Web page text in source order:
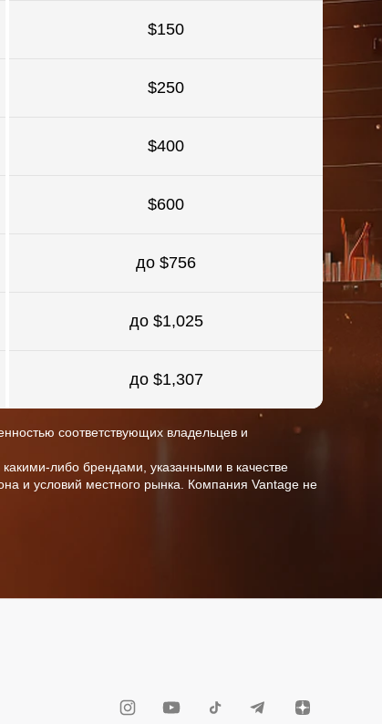
$150
$250
$400
$600
до $756
до $1,025
до $1,307
соответствующих владельцев и
либо брендами, указанными в качестве
и условий местного рынка. Компания Vantage не